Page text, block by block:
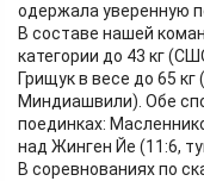
одержала уверенную
В составе нашей
категории до 43 кг
Грищук в весе до 65
Миндиашвили). Обе
поединках:
над Жинген Йе (11:6,
В соревнованиях по